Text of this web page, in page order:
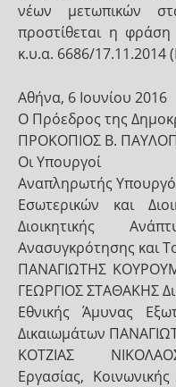
νέων μετωπικών
προστίθεται η
κ.υ.α. 6686/17.11.2014
Αθήνα, 6 Ιουνίου 2016
Ο Πρόεδρος της
ΠΡΟΚΟΠΙΟΣ Β.
Οι Υπουργοί
Αναπληρωτής
Εσωτερικών και
Διοικητικής
Ανασυγκρότησης και
ΠΑΝΑΓΙΩΤΗΣ
ΓΕΩΡΓΙΟΣ ΣΤΑΘΑΚΗΣ
Εθνικής Άμυνας
Δικαιωμάτων
ΚΟΤΖΙΑΣ
Εργασίας,